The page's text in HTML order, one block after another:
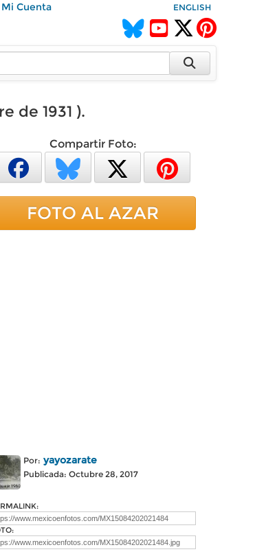
Mi Cuenta ENGLISH
de 1931 ).
Compartir Foto:
FOTO AL AZAR
Por: yayozarate
Publicada: Octubre 28, 2017